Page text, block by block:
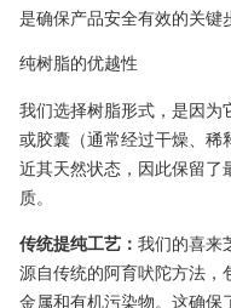
是确保产品安全有效的关键
纯树脂的优越性
我们选择树脂形式，是因为
或胶囊（通常经过干燥、稀
近其天然状态，因此保留了
质。
传统提纯工艺： 我们的喜来
源自传统的阿育吠陀方法，
金属和有机污染物。这确保